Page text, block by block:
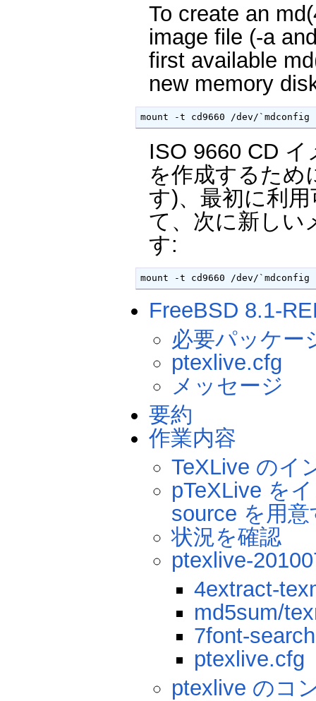
To create an
image file (-a
first available
new memory
mount -t cd9660 /dev/
ISO 9660 CD
を作成するため
す)、最初に利
て、次に新しい
す:
mount -t cd9660 /dev/
FreeBSD 8.1-
必要パッケー
ptexlive.cfg
メッセージ
要約
作業内容
TeXLive のイ
pTeXLive を
source を用意
状況を確認
ptexlive-
4extract-
md5sum/
7font-
ptexlive.cfg
ptexlive のコ